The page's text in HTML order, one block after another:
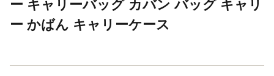
ー キャリーバッグ カバン バッグ キャリ
ー かばん キャリーケース